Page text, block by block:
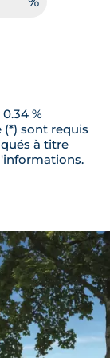
%
sont requis
à titre